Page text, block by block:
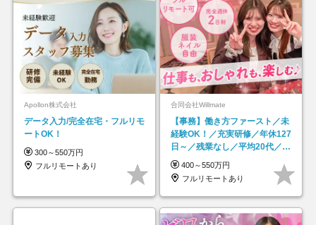
Apollon株式会社
データ入力/完全在宅・フルリモ
ートOK！
300～550万円
フルリモートあり
合同会社Willmate
【事務】働き方ファースト／未
経験OK！／充実研修／年休127
日～／残業なし／平均20代／リ
モートOK
400～550万円
フルリモートあり